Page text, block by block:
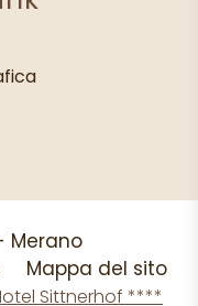
Merano
Mappa del sito